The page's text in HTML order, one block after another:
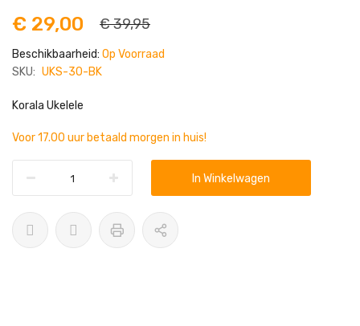
de
afbeeldingen-
€ 29,00
€ 39,95
Beschikbaarheid: Op Voorraad
SKU: UKS-30-BK
Korala Ukelele
Voor 17.00 uur betaald morgen in huis!
In Winkelwagen